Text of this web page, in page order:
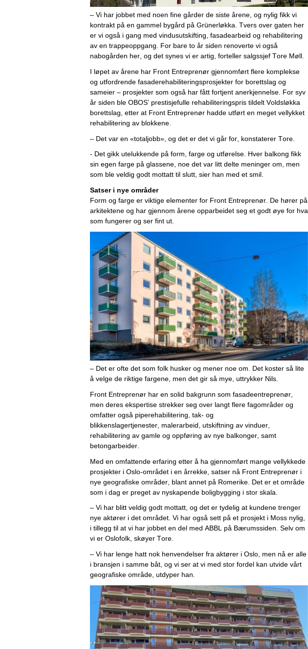
– Vi har jobbet med noen fine gårder de siste årene, og nylig fikk vi
kontrakt på en gammel bygård på Grünerløkka. Tvers over gaten her
er vi også i gang med vindusutskifting, fasadearbeid og rehabilitering
av en trappeoppgang. For bare to år siden renoverte vi også
nabogården her, og det synes vi er artig, forteller salgssjef Tore Møll.
I løpet av årene har Front Entreprenør gjennomført flere komplekse
og utfordrende fasaderehabiliteringsprosjekter for borettslag og
sameier – prosjekter som også har fått fortjent anerkjennelse. For syv
år siden ble OBOS’ prestisjefulle rehabiliteringspris tildelt Voldsløkka
borettslag, etter at Front Entreprenør hadde utført en meget vellykket
rehabilitering av blokkene.
– Det var en «totaljobb», og det er det vi går for, konstaterer Tore.
- Det gikk utelukkende på form, farge og utførelse. Hver balkong fikk
sin egen farge på glassene, noe det var litt delte meninger om, men
som ble veldig godt mottatt til slutt, sier han med et smil.
Satser i nye områder
Form og farge er viktige elementer for Front Entreprenør. De hører på
arkitektene og har gjennom årene opparbeidet seg et godt øye for hva
som fungerer og ser fint ut.
– Det er ofte det som folk husker og mener noe om. Det koster så lite
å velge de riktige fargene, men det gir så mye, uttrykker Nils.
Front Entreprenør har en solid bakgrunn som fasadeentreprenør,
men deres ekspertise strekker seg over langt flere fagområder og
omfatter også piperehabilitering, tak- og
blikkenslagertjenester, malerarbeid , utskiftning av vinduer,
rehabilitering av gamle og oppføring av nye balkonger, samt
betongarbeider.
Med en omfattende erfaring etter å ha gjennomført mange vellykkede
prosjekter i Oslo-området i en årrekke, satser nå Front Entreprenør i
nye geografiske områder, blant annet på Romerike. Det er et område
som i dag er preget av nyskapende boligbygging i stor skala.
– Vi har blitt veldig godt mottatt, og det er tydelig at kundene trenger
nye aktører i det området. Vi har også sett på et prosjekt i Moss nylig,
i tillegg til at vi har jobbet en del med ABBL på Bærumssiden. Selv om
vi er Oslofolk, skøyer Tore.
– Vi har lenge hatt nok henvendelser fra aktører i Oslo, men nå er alle
i bransjen i samme båt, og vi ser at vi med stor fordel kan utvide vårt
geografiske område, utdyper han.